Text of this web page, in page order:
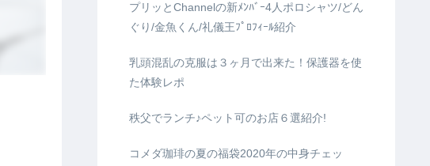
プリッとChannelの新ﾒﾝﾊﾞｰ4人ポロシャツ/どん
ぐり/金魚くん/礼儀王ﾌﾟﾛﾌｨｰﾙ紹介
乳頭混乱の克服は３ヶ月で出来た！保護器を使
た体験レポ
秩父でランチ♪ペット可のお店６選紹介!
コメダ珈琲の夏の福袋2020年の中身チェッ